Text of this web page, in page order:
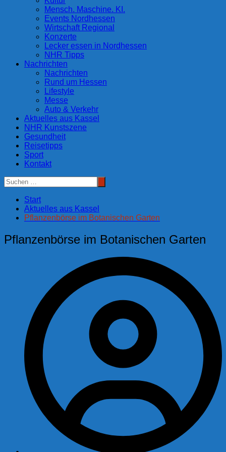
Mensch. Maschine. KI.
Events Nordhessen
Wirtschaft Regional
Konzerte
Lecker essen in Nordhessen
NHR Tipps
Nachrichten
Nachrichten
Rund um Hessen
Lifestyle
Messe
Auto & Verkehr
Aktuelles aus Kassel
NHR Kunstszene
Gesundheit
Reisetipps
Sport
Kontakt
Start
Aktuelles aus Kassel
Pflanzenbörse im Botanischen Garten
Pflanzenbörse im Botanischen Garten